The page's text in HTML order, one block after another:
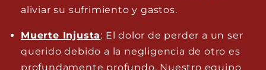
aliviar su sufrimiento y gastos.
Muerte Injusta: El dolor de perder a un ser
querido debido a la negligencia de otro es
profundamente profundo. Nuestro equipo